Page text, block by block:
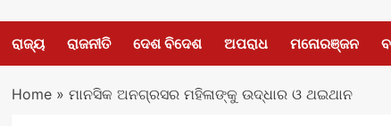
ରାଜ୍ୟ ରାଜନୀତି ଦେଶ ବିଦେଶ ଅପରାଧ ମନୋରଞ୍ଜନ
Home» ମାନସିକ ଅନଗ୍ରସର ମହିଳାଙ୍କୁ ଉଦ୍ଧାର ଓ ଥଇଥାନ